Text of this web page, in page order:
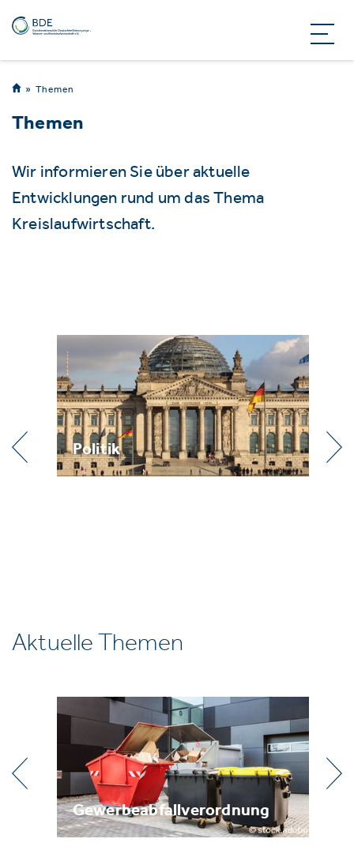
Themen
Themen
Wir informieren Sie über aktuelle
Entwicklungen rund um das Thema
Kreislaufwirtschaft.
Praxis
Aktuelle Themen
Metallrecycling